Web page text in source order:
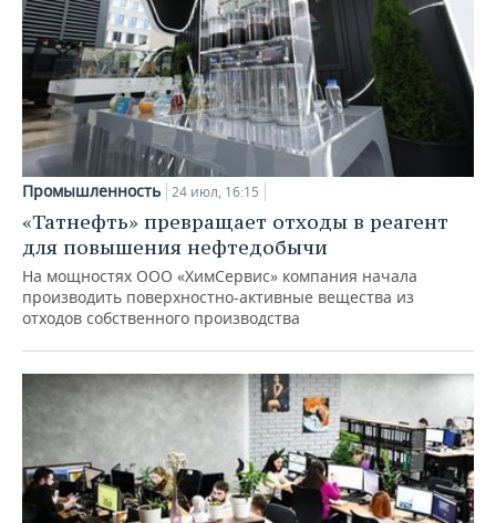
Промышленность 24 июл, 16:15
«Татнефть» превращает отходы в реагент
для повышения нефтедобычи
На мощностях ООО «ХимСервис» компания начала
производить поверхностно-активные вещества из
отходов собственного производства